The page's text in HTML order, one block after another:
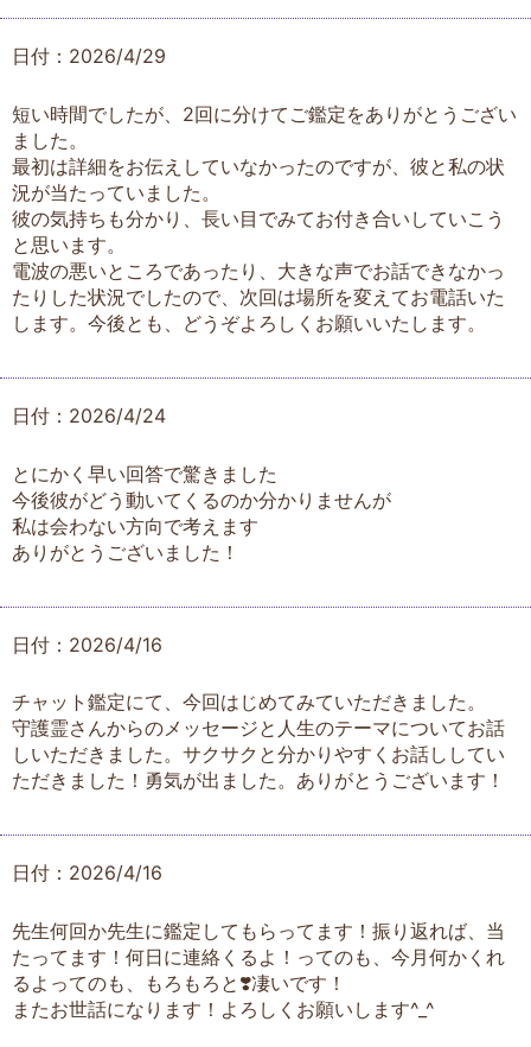
日付：2026/4/29
短い時間でしたが、2回に分けてご鑑定をありがとうござい
ました。
最初は詳細をお伝えしていなかったのですが、彼と私の状
況が当たっていました。
彼の気持ちも分かり、長い目でみてお付き合いしていこう
と思います。
電波の悪いところであったり、大きな声でお話できなかっ
たりした状況でしたので、次回は場所を変えてお電話いた
します。今後とも、どうぞよろしくお願いいたします。
日付：2026/4/24
とにかく早い回答で驚きました
今後彼がどう動いてくるのか分かりませんが
私は会わない方向で考えます
ありがとうございました！
日付：2026/4/16
チャット鑑定にて、今回はじめてみていただきました。
守護霊さんからのメッセージと人生のテーマについてお話
しいただきました。サクサクと分かりやすくお話ししてい
ただきました！勇気が出ました。ありがとうございます！
日付：2026/4/16
先生何回か先生に鑑定してもらってます！振り返れば、当
たってます！何日に連絡くるよ！ってのも、今月何かくれ
るよってのも、もろもろと❣️凄いです！
またお世話になります！よろしくお願いします^_^